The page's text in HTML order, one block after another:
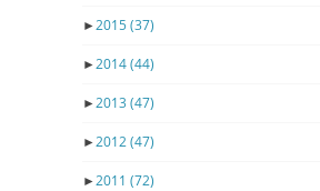
►2015(37)
►2014(44)
►2013 (47)
►2012(47)
►2011 (72)